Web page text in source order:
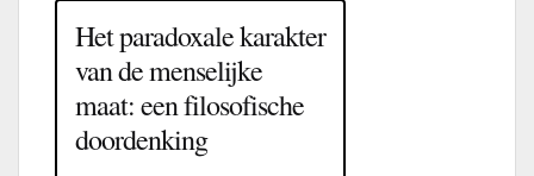
Het paradoxale karakter
van de menselijke
maat: een filosofische
doordenking